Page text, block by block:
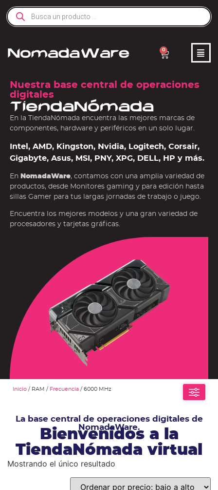
0
Nuestra base central de operaciones
digitales
TiendaNómada
En la TiendaNómada encuentra las mejores marcas de
componentes, hardware y periféricos en un solo lugar.
Intel, AMD, Kingston, Nvidia, Logitech, Corsair,
Gigabyte, Asus, MSI, PNY, XPG, DELL, HP y más.
En NomadaWare, contamos con una amplia variedad de
productos, desde Monitores gaming y para edición hasta
sillas Gamer para tus largas jornadas de trabajo o juego.
Encuentra los mejores modelos y una gran variedad de
procesadores y tarjetas gráficas.
Inicio / RAM / Frecuencia / 6000 MHz
La base central de operaciones digitales de
NomadaWare.
Bienvenidos a la
TiendaNómada virtual
Mostrando el único resultado